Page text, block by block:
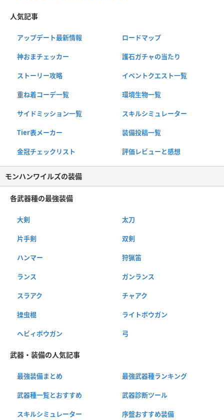
人気記事
アップデート最新情報 ロードマップ
神おまチェッカー 護石ガチャの当たり
ストーリー攻略 イベントクエスト一覧
重ね着コーデ一覧 環境生物一覧
サイドミッション一覧 スキルシミュレーター
Tier表メーカー 装備投稿一覧
金冠チェックリスト 評価レビューと感想
モンハンワイルズの装備
各武器種の最強装備
大剣 太刀
片手剣 双剣
ハンマー 狩猟笛
ランス ガンランス
スラアク チャアク
操虫棍 ライトボウガン
ヘビィボウガン 弓
武器・装備の人気記事
最強装備まとめ 最強武器種ランキング
武器種一覧とおすすめ 武器診断ツール
スキルシミュレーター 序盤おすすめ装備